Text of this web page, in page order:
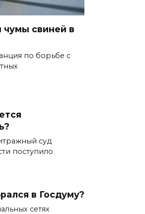
свиней в
по борьбе с
суд
поступило
в Госдуму?
сетях